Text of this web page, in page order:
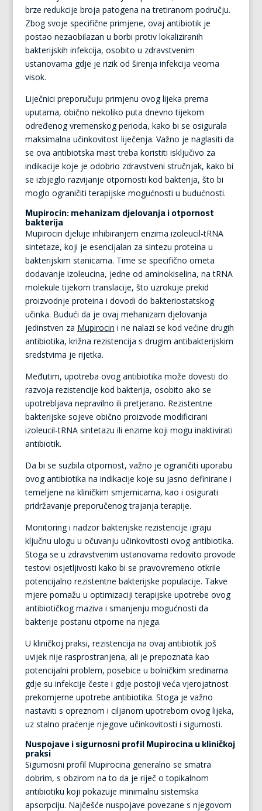
brze redukcije broja patogena na tretiranom području.
Zbog svoje specifične primjene, ovaj antibiotik je
postao nezaobilazan u borbi protiv lokaliziranih
bakterijskih infekcija, osobito u zdravstvenim
ustanovama gdje je rizik od širenja infekcija veoma
visok.
Liječnici preporučuju primjenu ovog lijeka prema
uputama, obično nekoliko puta dnevno tijekom
određenog vremenskog perioda, kako bi se osigurala
maksimalna učinkovitost liječenja. Važno je naglasiti da
se ova antibiotska mast treba koristiti isključivo za
indikacije koje je odobrio zdravstveni stručnjak, kako bi
se izbjeglo razvijanje otpornosti kod bakterija, što bi
moglo ograničiti terapijske mogućnosti u budućnosti.
Mupirocin: mehanizam djelovanja i otpornost
bakterija
Mupirocin djeluje inhibiranjem enzima izoleucil-tRNA
sintetaze, koji je esencijalan za sintezu proteina u
bakterijskim stanicama. Time se specifično ometa
dodavanje izoleucina, jedne od aminokiselina, na tRNA
molekule tijekom translacije, što uzrokuje prekid
proizvodnje proteina i dovodi do bakteriostatskog
učinka. Budući da je ovaj mehanizam djelovanja
jedinstven za Mupirocin i ne nalazi se kod većine drugih
antibiotika, križna rezistencija s drugim antibakterijskim
sredstvima je rijetka.
Međutim, upotreba ovog antibiotika može dovesti do
razvoja rezistencije kod bakterija, osobito ako se
upotrebljava nepravilno ili pretjerano. Rezistentne
bakterijske sojeve obično proizvode modificirani
izoleucil-tRNA sintetazu ili enzime koji mogu inaktivirati
antibiotik.
Da bi se suzbila otpornost, važno je ograničiti uporabu
ovog antibiotika na indikacije koje su jasno definirane i
temeljene na kliničkim smjernicama, kao i osigurati
pridržavanje preporučenog trajanja terapije.
Monitoring i nadzor bakterijske rezistencije igraju
ključnu ulogu u očuvanju učinkovitosti ovog antibiotika.
Stoga se u zdravstvenim ustanovama redovito provode
testovi osjetljivosti kako bi se pravovremeno otkrile
potencijalno rezistentne bakterijske populacije. Takve
mjere pomažu u optimizaciji terapijske upotrebe ovog
antibiotičkog maziva i smanjenju mogućnosti da
bakterije postanu otporne na njega.
U kliničkoj praksi, rezistencija na ovaj antibiotik još
uvijek nije rasprostranjena, ali je prepoznata kao
potencijalni problem, posebice u bolničkim sredinama
gdje su infekcije česte i gdje postoji veća vjerojatnost
prekomjerne upotrebe antibiotika. Stoga je važno
nastaviti s opreznom i ciljanom upotrebom ovog lijeka,
uz stalno praćenje njegove učinkovitosti i sigurnosti.
Nuspojave i sigurnosni profil Mupirocina u kliničkoj
praksi
Sigurnosni profil Mupirocina generalno se smatra
dobrim, s obzirom na to da je riječ o topikalnom
antibiotiku koji pokazuje minimalnu sistemska
apsorpciju. Najčešće nuspojave povezane s njegovom